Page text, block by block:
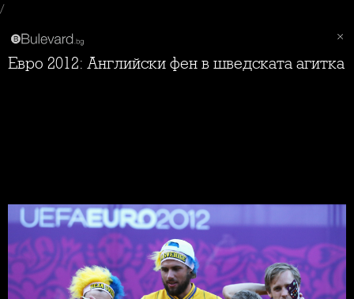
/
Евро 2012: Английски фен в шведската агитка